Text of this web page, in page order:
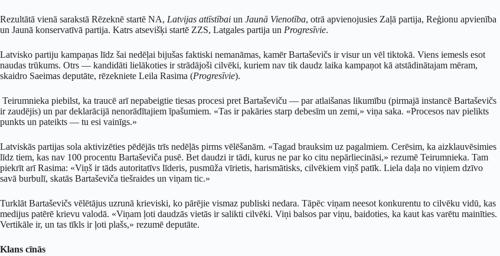
Rezultātā vienā sarakstā Rēzeknē startē NA, Latvijas attīstībai un Jaunā Vienotība, otrā apvienojusies Zaļā partija, Reģionu apvienība
un Jaunā konservatīvā partija. Katrs atsevišķi startē ZZS, Latgales partija un Progresīvie.
Latvisko partiju kampaņas līdz šai nedēļai bijušas faktiski nemanāmas, kamēr Bartaševičs ir visur un vēl tiktokā. Viens iemesls esot
naudas trūkums. Otrs — kandidāti lielākoties ir strādājoši cilvēki, kuriem nav tik daudz laika kampaņot kā atstādinātajam mēram,
skaidro Saeimas deputāte, rēzekniete Leila Rasima (Progresīvie).
Teirumnieka piebilst, ka traucē arī nepabeigtie tiesas procesi pret Bartaševiču — par atlaišanas likumību (pirmajā instancē Bartaševičs
ir zaudējis) un par deklarācijā nenorādītajiem īpašumiem. «Tas ir pakāries starp debesīm un zemi,» viņa saka. «Procesos nav pielikts
punkts un pateikts — tu esi vainīgs.»
Latviskās partijas sola aktivizēties pēdējās trīs nedēļās pirms vēlēšanām. «Tagad brauksim uz pagalmiem. Cerēsim, ka aizklauvēsimies
līdz tiem, kas nav 100 procentu Bartaševiča pusē. Bet daudzi ir tādi, kurus ne par ko citu nepārliecināsi,» rezumē Teirumnieka. Tam
piekrīt arī Rasima: «Viņš ir tāds autoritatīvs līderis, pusmūža vīrietis, harismātisks, cilvēkiem viņš patīk. Liela daļa no viņiem dzīvo
savā burbulī, skatās Bartaševiča tiešraides un viņam tic.»
Turklāt Bartaševičs vēlētājus uzrunā krieviski, ko pārējie vismaz publiski nedara. Tāpēc viņam neesot konkurentu to cilvēku vidū, kas
medijus patērē krievu valodā. «Viņam ļoti daudzās vietās ir salikti cilvēki. Viņi balsos par viņu, baidoties, ka kaut kas varētu mainīties.
Vertikāle ir, un tas tīkls ir ļoti plašs,» rezumē deputāte.
Klans cīnās